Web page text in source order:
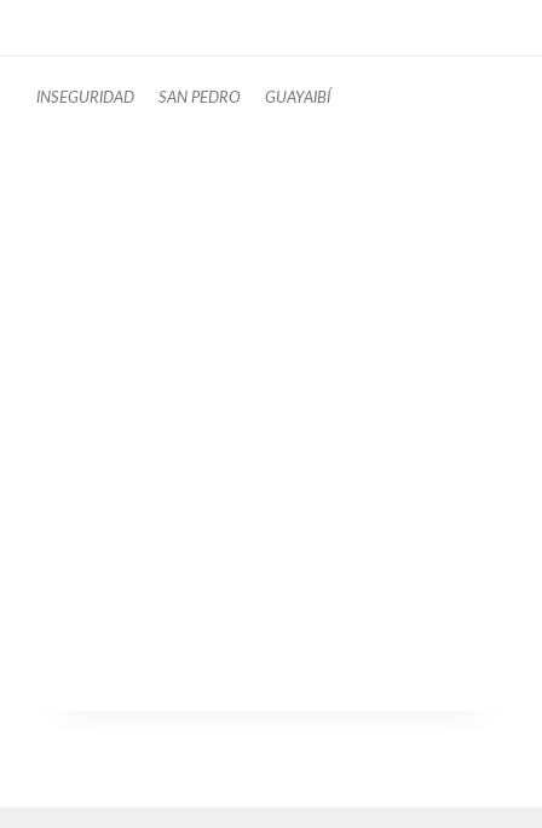
INSEGURIDAD SAN PEDRO GUAYAIBÍ